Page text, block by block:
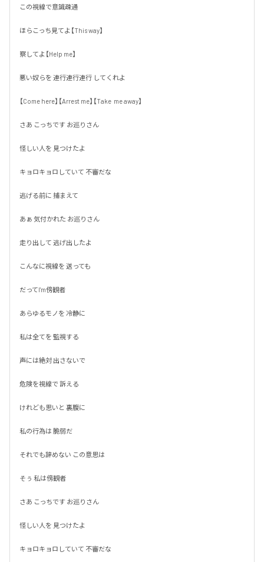
この視線で意識疎通
ほらこっち見てよ【This way】
察してよ【Help me】
悪い奴らを 連行連行連行 してくれよ
【Come here】【Arrest me】【Take  me away】
さあ こっちです お巡りさん
怪しい人を 見つけたよ
キョロキョロしていて 不審だな
逃げる前に 捕まえて
あぁ 気付かれた お巡りさん
走り出して 逃げ出したよ
こんなに視線を 送っても
だってI'm傍観者
あらゆるモノを 冷静に
私は全てを 監視する
声には絶対 出さないで
危険を視線で 訴える
けれども思いと 裏腹に
私の行為は 脆弱だ
それでも辞めない この意思は
そぅ 私は傍観者
さあ こっちです お巡りさん
怪しい人を 見つけたよ
キョロキョロしていて 不審だな